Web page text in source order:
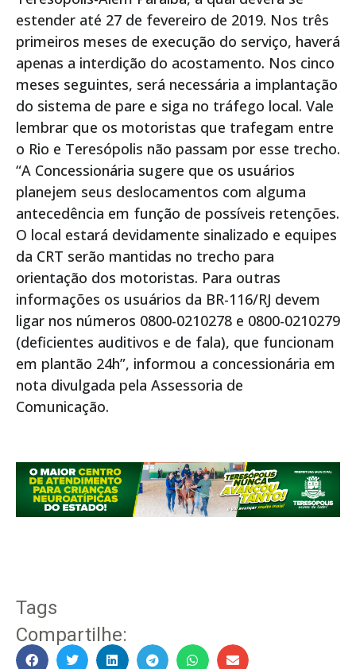
estender até 27 de fevereiro de 2019. Nos três
primeiros meses de execução do serviço, haverá
apenas a interdição do acostamento. Nos cinco
meses seguintes, será necessária a implantação
do sistema de pare e siga no tráfego local. Vale
lembrar que os motoristas que trafegam entre
o Rio e Teresópolis não passam por esse trecho.
“A Concessionária sugere que os usuários
planejem seus deslocamentos com alguma
antecedência em função de possíveis retenções.
O local estará devidamente sinalizado e equipes
da CRT serão mantidas no trecho para
orientação dos motoristas. Para outras
informações os usuários da BR-116/RJ devem
ligar nos números 0800-0210278 e 0800-0210279
(deficientes auditivos e de fala), que funcionam
em plantão 24h”, informou a concessionária em
nota divulgada pela Assessoria de
Comunicação.
Tags
Compartilhe: